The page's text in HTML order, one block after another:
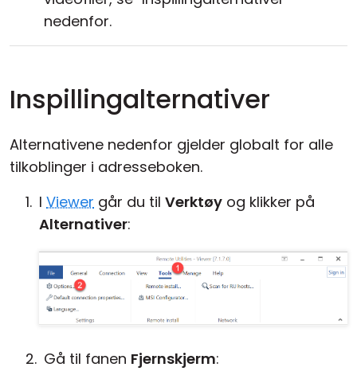
nedenfor.
Inspillingalternativer
Alternativene nedenfor gjelder globalt for alle
tilkoblinger i adresseboken.
I Viewer går du til Verktøy og klikker på
Alternativer:
Gå til fanen Fjernskjerm: